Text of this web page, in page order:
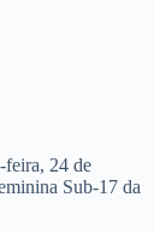
feira, 24 de
Sub-17 da